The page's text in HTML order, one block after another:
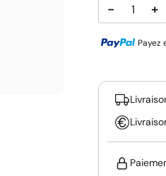
− +
Payez